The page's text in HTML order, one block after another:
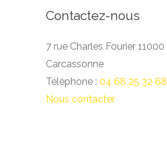
Contactez-nous
7 rue Charles Fourier 11000
Carcassonne
Téléphone :04 68 25 32 68
Nous contacter